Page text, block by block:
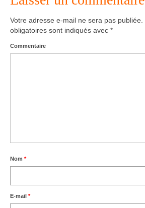
Stages
Agenda – Inscription
Votre adresse e-mail ne sera pas publiée.
obligatoires sont indiqués avec *
Commentaire
Nom *
E-mail *